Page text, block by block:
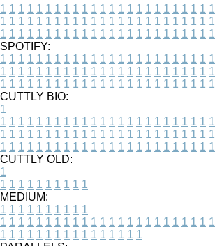
1 1 1 1 1 1 1 1 1 1 1 1 1 1 1 1 1 1 1 1 1 1 1 1
1 1 1 1 1 1 1 1 1 1 1 1 1 1 1 1 1 1 1 1 1 1 1 1
1 1 1 1 1 1 1 1 1 1 1 1 1 1 1 1 1 1 1 1 1 1 1 1
SPOTIFY:
1 1 1 1 1 1 1 1 1 1 1 1 1 1 1 1 1 1 1 1 1 1 1 1
1 1 1 1 1 1 1 1 1 1 1 1 1 1 1 1 1 1 1 1 1 1 1 1
1 1 1 1 1 1 1 1 1 1 1 1 1 1 1 1 1 1 1 1 1 1 1 1
CUTTLY BIO:
1
1 1 1 1 1 1 1 1 1 1 1 1 1 1 1 1 1 1 1 1 1 1 1 1
1 1 1 1 1 1 1 1 1 1 1 1 1 1 1 1 1 1 1 1 1 1 1 1
1 1 1 1 1 1 1 1 1 1 1 1 1 1 1 1 1 1 1 1 1 1 1 1
CUTTLY OLD:
1
1 1 1 1 1 1 1 1 1 1
MEDIUM:
1 1 1 1 1 1 1 1 1 1
1 1 1 1 1 1 1 1 1 1 1 1 1 1 1 1 1 1 1 1 1 1 1 1
1 1 1 1 1 1 1 1 1 1 1 1 1 1 1 1